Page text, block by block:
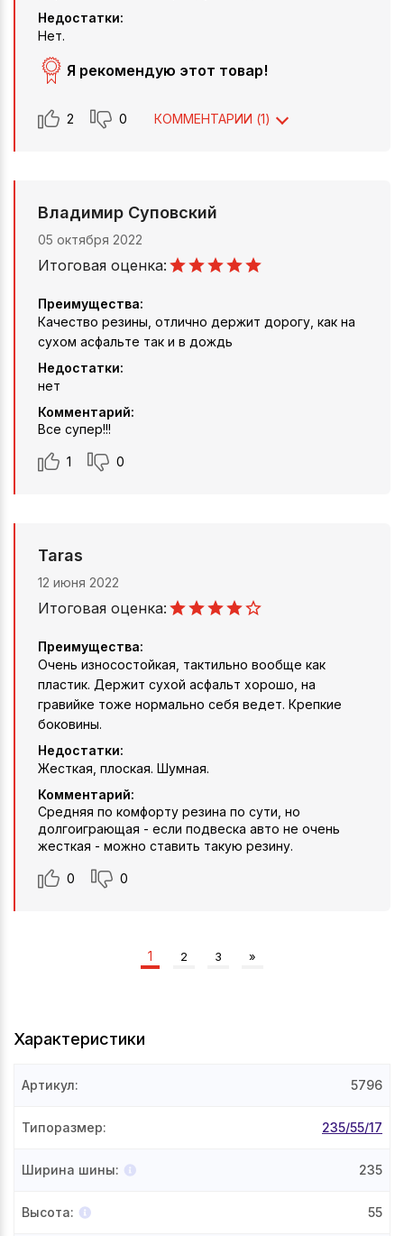
Характеристики
Артикул: 5796
Типоразмер: 235/55/17
Ширина шины: 235
Высота: 55
Недостатки:
Нет.
Я рекомендую этот товар!
2 0 КОММЕНТАРИИ (1)
Владимир Суповский
05 октября 2022
Итоговая оценка:
Преимущества:
Качество резины, отлично держит дорогу, как на
сухом асфальте так и в дождь
Недостатки:
нет
Комментарий:
Все супер!!!
1 0
Taras
12 июня 2022
Итоговая оценка:
Преимущества:
Очень износостойкая, тактильно вообще как
пластик. Держит сухой асфальт хорошо, на
гравийке тоже нормально себя ведет. Крепкие
боковины.
Недостатки:
Жесткая, плоская. Шумная.
Комментарий:
Средняя по комфорту резина по сути, но
долгоиграющая - если подвеска авто не очень
жесткая - можно ставить такую резину.
0 0
1 2 3 »